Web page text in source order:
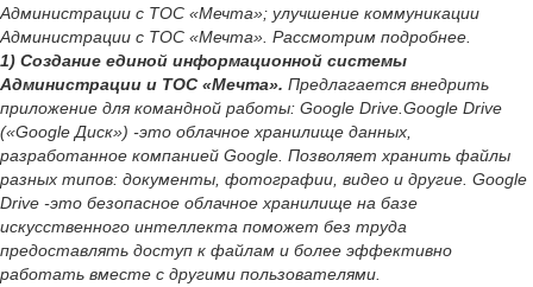
Администрации с ТОС «Мечта»; улучшение коммуникации
Администрации с ТОС «Мечта». Рассмотрим подробнее.
1) Создание единой информационной системы
Администрации и ТОС «Мечта». Предлагается внедрить
приложение для командной работы: Google Drive.Google Drive
(«Google Диск») -это облачное хранилище данных,
разработанное компанией Google. Позволяет хранить файлы
разных типов: документы, фотографии, видео и другие. Google
Drive -это безопасное облачное хранилище на базе
искусственного интеллекта поможет без труда
предоставлять доступ к файлам и более эффективно
работать вместе с другими пользователями.